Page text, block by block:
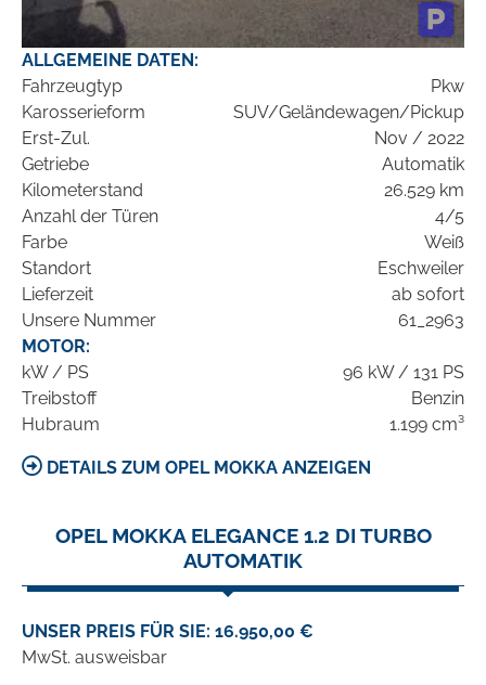
ALLGEMEINE DATEN:
Fahrzeugtyp
Pkw
Karosserieform
SUV/Geländewagen/Pickup
Erst-Zul.
Nov / 2022
Getriebe
Automatik
Kilometerstand
26.529 km
Anzahl der Türen
4/5
Farbe
Weiß
Standort
Eschweiler
Lieferzeit
ab sofort
Unsere Nummer
61_2963
MOTOR:
kW / PS
96 kW / 131 PS
Treibstoff
Benzin
Hubraum
1.199 cm³
DETAILS ZUM OPEL MOKKA ANZEIGEN
OPEL MOKKA ELEGANCE 1.2 DI TURBO
AUTOMATIK
UNSER PREIS FÜR SIE: 16.950,00 €
MwSt. ausweisbar